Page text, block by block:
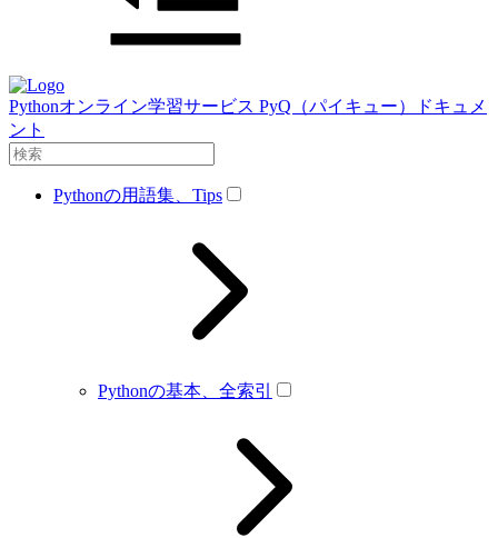
Pythonオンライン学習サービス PyQ（パイキュー）ドキュメ
ント
Pythonの用語集、Tips
Pythonの基本、全索引